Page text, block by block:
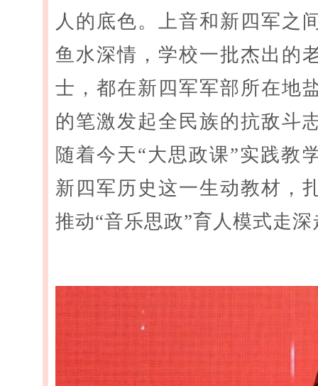
人的底色。上音和新四军之
鱼水深情，学校一批杰出的
士，都在新四军军部所在地
的笔激发起全民族的抗敌斗
随着今天“大思政课”实践教
新四军历史这一生动教材，
推动“音乐思政”育人模式走